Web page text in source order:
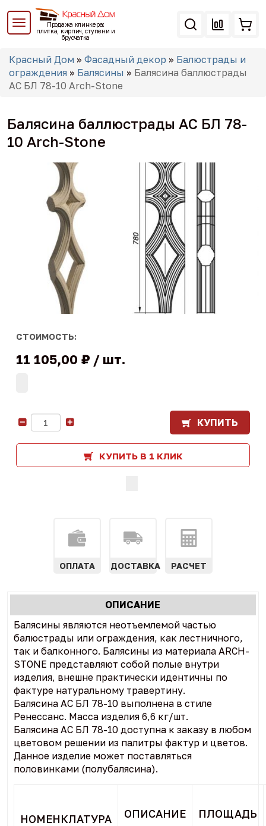
Перейти
основному
Продажа клинкера:
плитка, кирпич, ступени и
брусчатка
Вы
здесь
Красный Дом » Фасадный декор » Балюстрады и
ограждения » Балясины » Балясина баллюстрады
АС БЛ 78-10 Arch-Stone
Балясина баллюстрады АС БЛ 78-
10 Arch-Stone
СТОИМОСТЬ:
11 105,00 ₽ шт.
КУПИТЬ
КУПИТЬ В 1 КЛИК
ОПЛАТА ДОСТАВКА РАСЧЕТ
Характеристики
табы
ОПИСАНИЕ
ВКЛАДКА)
Балясины являются неотъемлемой частью
балюстрады или ограждения, как лестничного,
так и балконного. Балясины из материала ARCH-
STONE представляют собой полые внутри
изделия, внешне практически идентичны по
фактуре натуральному травертину.
Балясина АС БЛ 78-10 выполнена в стиле
Ренессанс. Масса изделия 6,6 кг/шт.
Балясина АС БЛ 78-10 доступна к заказу в любом
цветовом решении из палитры фактур и цветов.
Данное изделие может поставляться
половинками (полубалясина).
НОМЕНКЛАТУРА ОПИСАНИЕ ПЛОЩАДЬ